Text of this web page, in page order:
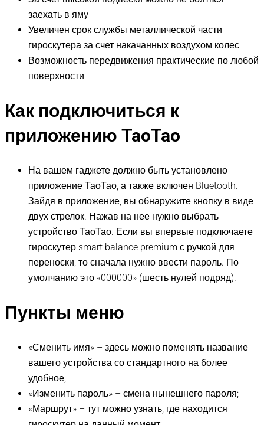
заехать в яму
Увеличен срок службы металлической части
гироскутера за счет накачанных воздухом колес
Возможность передвижения практические по любой
поверхности
Как подключиться к
приложению TaoTao
На вашем гаджете должно быть установлено
приложение ТаоТао, а также включен Bluetooth.
Зайдя в приложение, вы обнаружите кнопку в виде
двух стрелок. Нажав на нее нужно выбрать
устройство ТаоТао. Если вы впервые подключаете
гироскутер smart balance premium с ручкой для
переноски, то сначала нужно ввести пароль. По
умолчанию это «000000» (шесть нулей подряд).
Пункты меню
«Сменить имя» – здесь можно поменять название
вашего устройства со стандартного на более
удобное;
«Изменить пароль» – смена нынешнего пароля;
«Маршрут» – тут можно узнать, где находится